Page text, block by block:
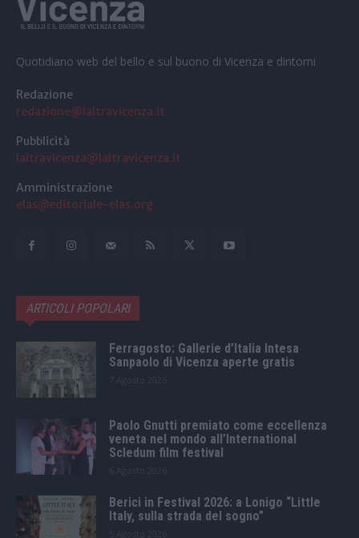
Quotidiano web del bello e sul buono di Vicenza e dintorni
Redazione
redazione@laltravicenza.it
Pubblicità
laltravicenza@laltravicenza.it
Amministrazione
elas@editoriale-elas.org
ARTICOLI POPOLARI
Ferragosto: Gallerie d’Italia Intesa
Sanpaolo di Vicenza aperte gratis
Paolo Gnutti premiato come eccellenza
veneta nel mondo all’International
Scledum film festival
Berici in Festival 2026: a Lonigo “Little
Italy, sulla strada del sogno”